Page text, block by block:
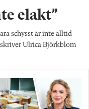
elakt”
schysst är inte alltid
skriver Ulrica Björkblom